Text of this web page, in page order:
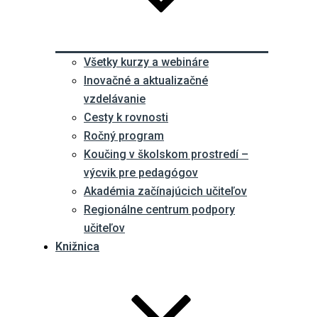
Všetky kurzy a webináre
Inovačné a aktualizačné
vzdelávanie
Cesty k rovnosti
Ročný program
Koučing v školskom prostredí –
výcvik pre pedagógov
Akadémia začínajúcich učiteľov
Regionálne centrum podpory
učiteľov
Knižnica